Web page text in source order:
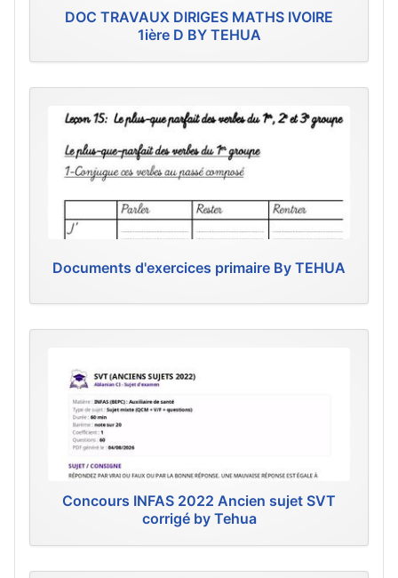
DOC TRAVAUX DIRIGES MATHS IVOIRE
1ière D BY TEHUA
Documents d'exercices primaire By TEHUA
Concours INFAS 2022 Ancien sujet SVT
corrigé by Tehua